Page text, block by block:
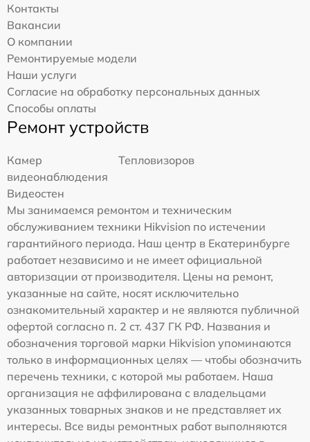
Контакты
Вакансии
О компании
Ремонтируемые модели
Наши услуги
Согласие на обработку персональных данных
Способы оплаты
Ремонт устройств
Камер
видеонаблюдения
Тепловизоров
Видеостен
Мы занимаемся ремонтом и техническим
обслуживанием техники Hikvision по истечении
гарантийного периода. Наш центр в Екатеринбурге
работает независимо и не имеет официальной
авторизации от производителя. Цены на ремонт,
указанные на сайте, носят исключительно
ознакомительный характер и не являются публичной
офертой согласно п. 2 ст. 437 ГК РФ. Названия и
обозначения торговой марки Hikvision упоминаются
только в информационных целях — чтобы обозначить
перечень техники, с которой мы работаем. Наша
организация не аффилирована с владельцами
указанных товарных знаков и не представляет их
интересы. Все виды ремонтных работ выполняются